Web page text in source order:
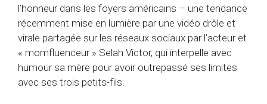
l’honneur dans les foyers américains – une tendance
récemment mise en lumière par une vidéo drôle et
virale partagée sur les réseaux sociaux par l’acteur et
« momfluenceur » Selah Victor, qui interpelle avec
humour sa mère pour avoir outrepassé ses limites
avec ses trois petits-fils.